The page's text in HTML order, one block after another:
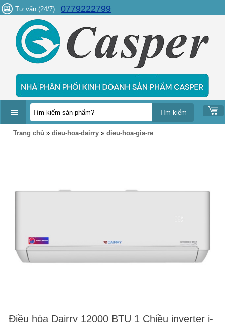
Tư vấn (24/7) : 0779222799
DANH
Trang chủ » dieu-hoa-dairry » dieu-hoa-gia-re
Điều hòa Dairry 12000 BTU 1 Chiều inverter i-